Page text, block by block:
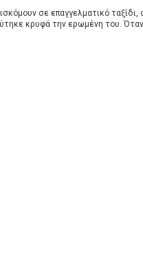
σε επαγγελματικό ταξίδι,
κρυφά την ερωμένη του. Όταν